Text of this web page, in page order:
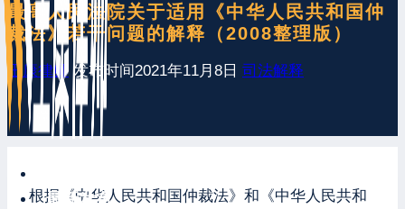
最新发布
最高人民法院关于适用《中华人民共和国仲
裁法》若干问题的解释（2008整理版）
王康律师 发布时间2021年11月8日 司法解释
根据《中华人民共和国仲裁法》和《中华人民共和